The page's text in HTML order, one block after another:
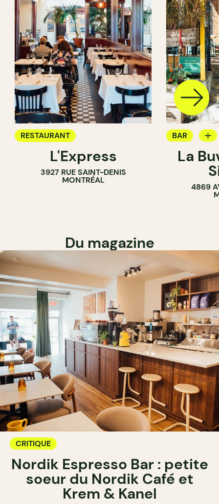
RESTAURANT
L'Express
3927 RUE SAINT-DENIS
MONTRÉAL
BAR
BAR À VIN
La
4869
Du magazine
CRITIQUE
Nordik Espresso Bar : petite
soeur du Nordik Café et
Krem & Kanel